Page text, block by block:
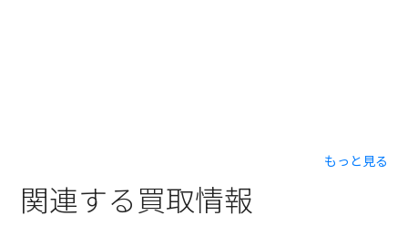
もっと見る
関連する買取情報